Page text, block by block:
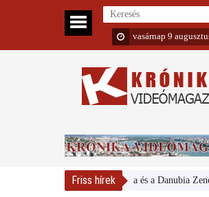
vasárnap 9
Friss hírek
Magyar Nemzeti Galéria és a Danubia Zenekar